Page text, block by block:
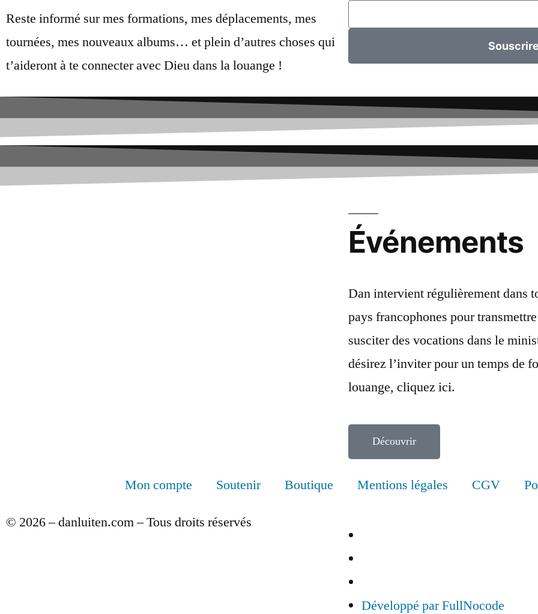
Reste informé sur mes formations, mes déplacements, mes
tournées, mes nouveaux albums… et plein d’autres choses qui
t’aideront à te connecter avec Dieu dans la louange !
Événements
Dan intervient régulièrement dans
pays francophones pour
susciter des vocations dans le
désirez l’inviter pour un temps de
louange, cliquez ici.
Découvrir
Mon compte Soutenir Boutique Mentions légales CGV
© 2026 – danluiten.com – Tous droits réservés
Développé par FullNocode